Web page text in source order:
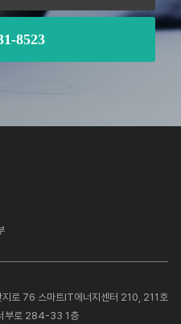
8523
지로 76 스마트IT에너지센터 210, 211호
부로 284-33 1층